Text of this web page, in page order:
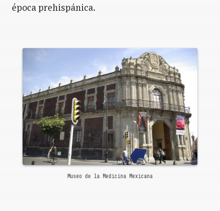
época prehispánica.
Museo de la Medicina Mexicana